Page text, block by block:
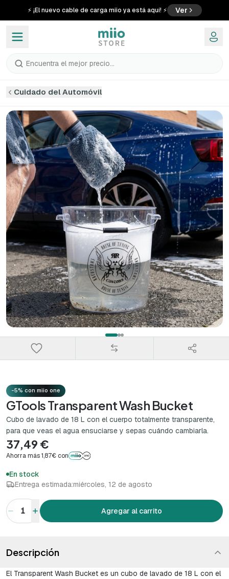
⚡ ¡El nuevo cable de carga miio ya está aquí! ⚡ Ver
Encuentra el mejor precio...
Cuidado del Automóvil
-5% con miio one
GTools Transparent Wash Bucket
Cubo de lavado de 18 L con el cuerpo totalmente transparente,
para que veas el agua ensuciarse y sepas cuándo cambiarla.
37,49 €
Ahorra más 1,87€ con
En stock
Entrega estimada:miércoles, 12 de agosto
1 Agregar al carrito
Descripción
El Transparent Wash Bucket es un cubo de lavado de 18 L con el